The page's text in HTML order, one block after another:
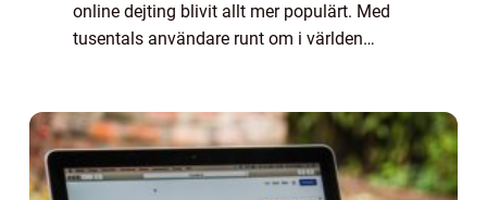
online dejting blivit allt mer populärt. Med
tusentals användare runt om i världen